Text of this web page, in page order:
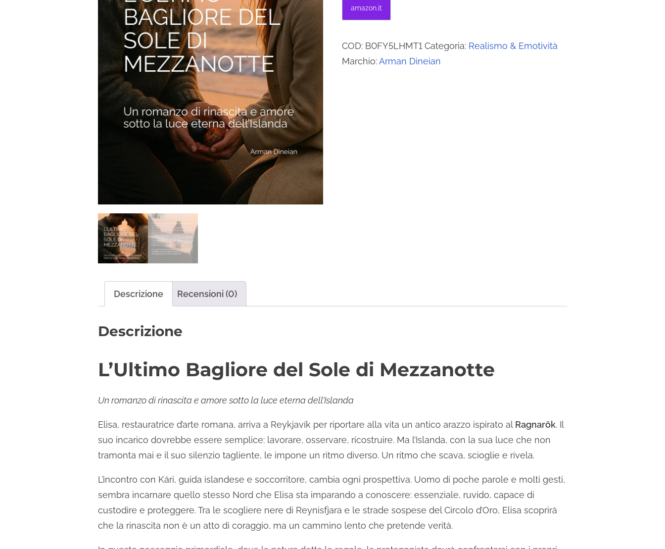
amazon.it
COD: B0FY5LHMT1 Categoria: Realismo & Emotività
Marchio:Arman Dineian
Descrizione Recensioni (0)
Descrizione
L’Ultimo Bagliore del Sole di Mezzanotte
Un romanzo di rinascita e amore sotto la luce eterna dell’Islanda
Elisa, restauratrice d’arte romana, arriva a Reykjavík per riportare alla vita un antico arazzo ispirato al Ragnarök. Il
suo incarico dovrebbe essere semplice: lavorare, osservare, ricostruire. Ma l’Islanda, con la sua luce che non
tramonta mai e il suo silenzio tagliente, le impone un ritmo diverso. Un ritmo che scava, scioglie e rivela.
L’incontro con Kári, guida islandese e soccorritore, cambia ogni prospettiva. Uomo di poche parole e molti gesti,
sembra incarnare quello stesso Nord che Elisa sta imparando a conoscere: essenziale, ruvido, capace di
custodire e proteggere. Tra le scogliere nere di Reynisfjara e le strade sospese del Circolo d’Oro, Elisa scoprirà
che la rinascita non è un atto di coraggio, ma un cammino lento che pretende verità.